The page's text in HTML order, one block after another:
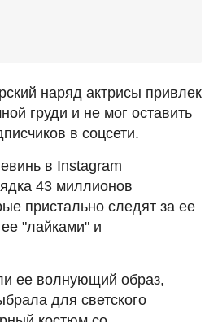
наряд актрисы привлек
груди и не мог оставить
в соцсети.
в Instagram
43 миллионов
пристально следят за ее
"лайками" и
ее волнующий образ,
для светского